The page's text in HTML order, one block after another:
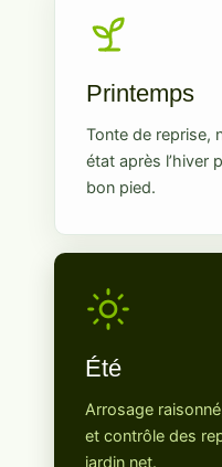
Printemps
Tonte de reprise,
état après l’hiver
bon pied.
Été
Arrosage
et contrôle des
jardin net.